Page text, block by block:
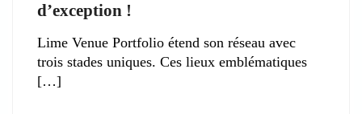
d’exception !
Lime Venue Portfolio étend son réseau avec
trois stades uniques. Ces lieux emblématiques